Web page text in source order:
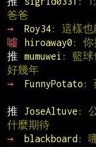
爸爸
→
Roy34: 這樣也
噓
hiroaway0 : 你
推
mumuwei : 籃球
好幾年
→
FunnyPotato :
推
JoseAltuve :
什麼期待
→
blackboard :